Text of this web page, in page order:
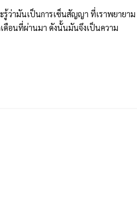
ว่ามันเป็นการเซ็นสัญญา ที่เราพยายาม
ดือนที่ผ่านมา ดังนั้นมันจึงเป็นความ